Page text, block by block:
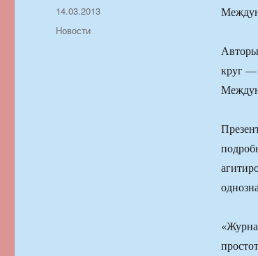
круг —
Автор
Опубликовано
14.03.2013
Рубрики
Новости